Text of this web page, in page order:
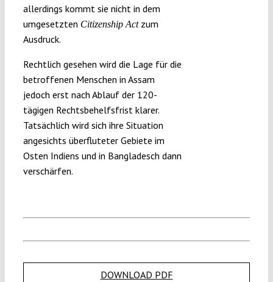
allerdings kommt sie nicht in dem
umgesetzten Citizenship Actzum
Ausdruck.
Rechtlich gesehen wird die Lage für die
betroffenen Menschen in Assam
jedoch erst nach Ablauf der 120-
tägigen Rechtsbehelfsfrist klarer.
Tatsächlich wird sich ihre Situation
angesichts überfluteter Gebiete im
Osten Indiens und in Bangladesch dann
verschärfen.
DOWNLOAD PDF